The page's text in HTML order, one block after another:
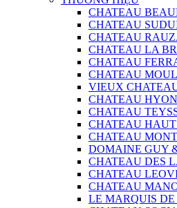
CHATEAU
CHATEAU
CHATEAU
CHATEAU LA
CHATEAU
CHATEAU
VIEUX
CHATEAU
CHATEAU
CHATEAU HAUT
CHATEAU
DOMAINE GUY
CHATEAU DES
CHATEAU
CHATEAU
LE MARQUIS